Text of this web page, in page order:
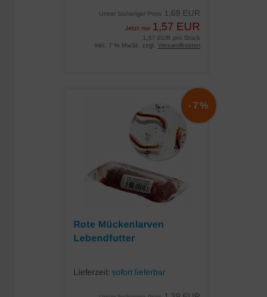
Unser bisheriger Preis 1,69 EUR
Jetzt nur 1,57 EUR
1,57 EUR pro Stück
inkl. 7 % MwSt. zzgl. Versandkosten
Rote Mückenlarven
Lebendfutter
Lieferzeit:sofort lieferbar
-7%